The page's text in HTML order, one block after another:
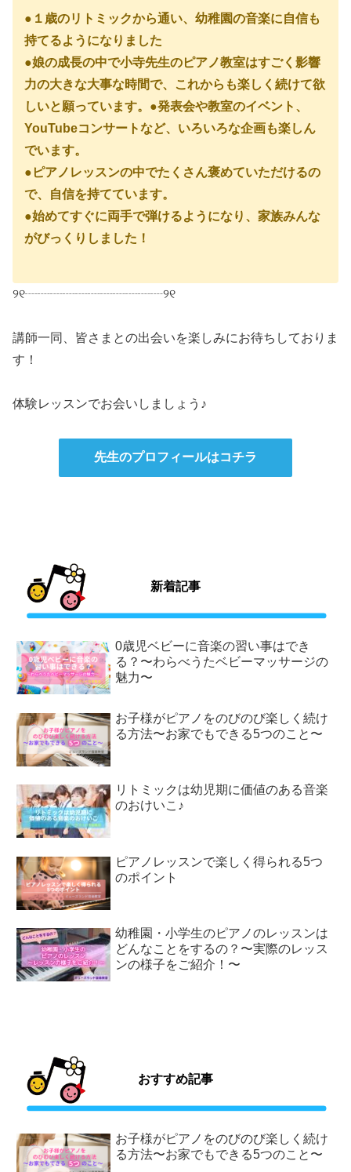
●１歳のリトミックから通い、幼稚園の音楽に自信も
持てるようになりました
●娘の成長の中で小寺先生のピアノ教室はすごく影響
力の大きな大事な時間で、これからも楽しく続けて欲
しいと願っています。 ●発表会や教室のイベント、
YouTubeコンサートなど、いろいろな企画も楽しん
でいます。
●ピアノレッスンの中でたくさん褒めていただけるの
で、自信を持てています。
●始めてすぐに両手で弾けるようになり、家族みんな
がびっくりしました！
୨୧┈┈┈┈┈┈┈┈┈┈┈୨୧
講師一同、皆さまとの出会いを楽しみにお待ちしておりま
す！
体験レッスンでお会いしましょう♪
先生のプロフィールはコチラ
新着記事
0歳児ベビーに音楽の習い事はでき
る？〜わらべうたベビーマッサージの
魅力〜
お子様がピアノをのびのび楽しく続け
る方法〜お家でもできる5つのこと〜
リトミックは幼児期に価値のある音楽
のおけいこ♪
ピアノレッスンで楽しく得られる5つ
のポイント
幼稚園・小学生のピアノのレッスンは
どんなことをするの？〜実際のレッス
ンの様子をご紹介！〜
おすすめ記事
お子様がピアノをのびのび楽しく続け
る方法〜お家でもできる5つのこと〜